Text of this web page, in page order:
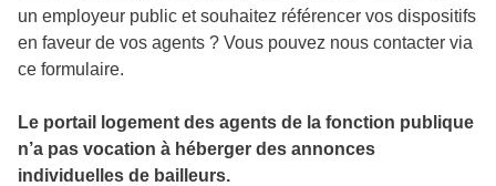
un employeur public et souhaitez référencer vos dispositifs
en faveur de vos agents ? Vous pouvez nous contacter via
ce formulaire.
Le portail logement des agents de la fonction publique
n’a pas vocation à héberger des annonces
individuelles de bailleurs.